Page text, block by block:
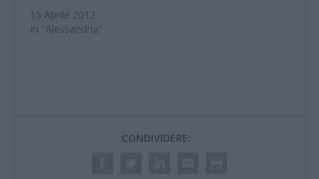
15 Aprile 2012
In "Alessandria"
CONDIVIDERE: